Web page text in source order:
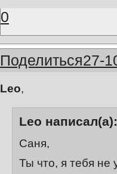
0
Поделиться27-
Leo,
Leo написал(а):
Саня,
Ты что, я тебя не